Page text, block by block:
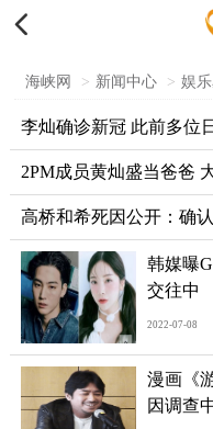

海峡网 > 新闻中心 > 娱
李灿确诊新冠 此前多位
2PM成员黄灿盛当爸爸
高桥和希死因公开：确
韩媒曝
交往中
2022-07-08
漫画《
因调查